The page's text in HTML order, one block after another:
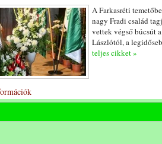
A Farkasréti
nagy Fradi család
vettek végső búcsút
Lászlótól, a
teljes cikket »